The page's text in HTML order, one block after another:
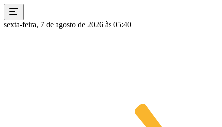
sexta-feira, 7 de agosto de 2026 às 05:40